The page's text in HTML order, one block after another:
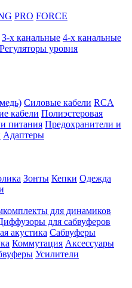
PRO FORCE
3-х канальные 4-х канальные
Регуляторы уровня
Силовые кабели RCA
кабели Полиэстеровая
питания Предохранители и
Адаптеры
Зонты Кепки Одежда
для динамиков
для сабвуферов
акустика Сабвуферы
Коммутация Аксессуары
Усилители